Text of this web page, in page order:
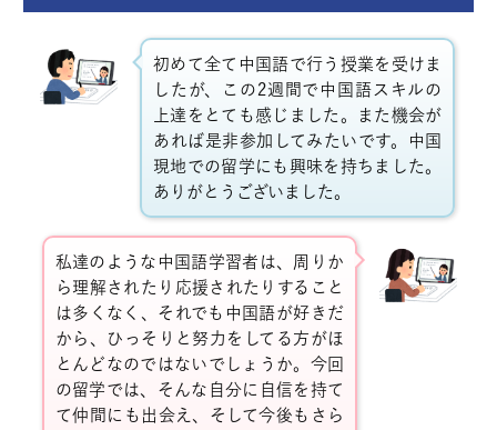
初めて全て中国語で行う授業を受けま
したが、この 2週間で中国語スキルの
上達をとても感じました。また機会が
あれば是非参加してみたいです。中国
現地での留学にも興味を持ちました。
ありがとうございました。
私達のような中国語学習者は、周りか
ら理解されたり応援されたりすること
は多くなく、それでも中国語が好きだ
から、ひっそりと努力をしてる方がほ
とんどなのではないでしょうか。今回
の留学では、そんな自分に自信を持て
て仲間にも出会え、そして今後もさら